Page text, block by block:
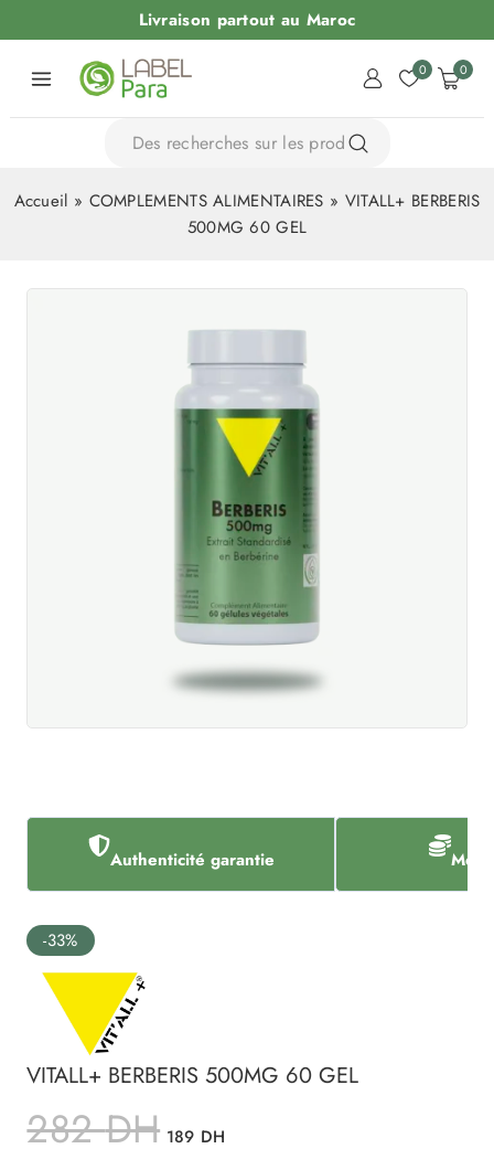
Livraison partout au Maroc
0 0
Accueil » COMPLEMENTS ALIMENTAIRES » VITALL+ BERBERIS
500MG 60 GEL
Authenticité garantie
-33%
VITALL+ BERBERIS 500MG 60 GEL
282DH 189 DH